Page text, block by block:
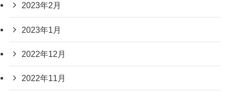
2023年2月
2023年1月
2022年12月
2022年11月